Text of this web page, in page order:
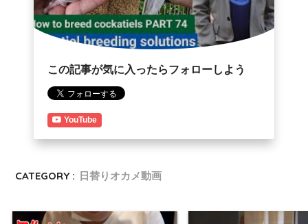
この記事が気に入ったらフォローしよう
YouTube
CATEGORY : 日替りオカメ動画